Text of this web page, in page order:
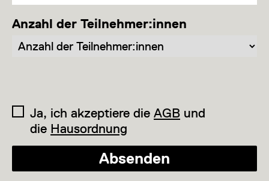
Anzahl der Teilnehmer:innen
Ja, ich akzeptiere die AGB und
die Hausordnung
Absenden